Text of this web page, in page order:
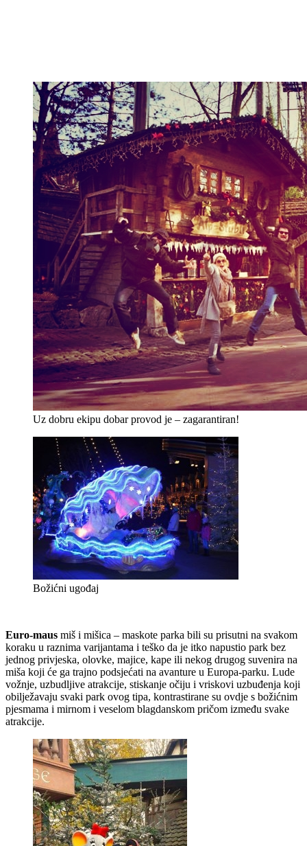
Uz dobru ekipu dobar provod je – zagarantiran!
Božićni ugođaj
Euro-maus miš i mišica – maskote parka bili su prisutni na svakom
koraku u raznima varijantama i teško da je itko napustio park bez
jednog privjeska, olovke, majice, kape ili nekog drugog suvenira na
miša koji će ga trajno podsjećati na avanture u Europa-parku. Lude
vožnje, uzbudljive atrakcije, stiskanje očiju i vriskovi uzbuđenja koji
obilježavaju svaki park ovog tipa, kontrastirane su ovdje s božićnim
pjesmama i mirnom i veselom blagdanskom pričom između svake
atrakcije.